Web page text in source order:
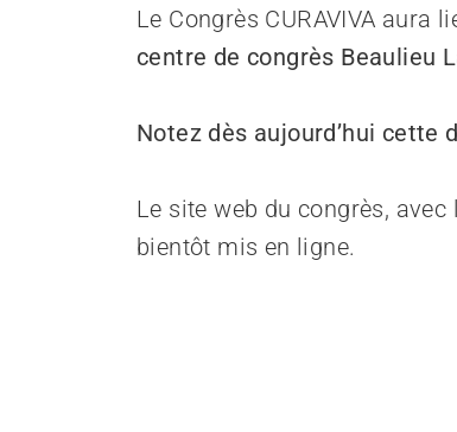
Le Congrès CURAVIVA aura
centre de congrès Beaulieu
Notez dès aujourd’hui cette
Le site web du congrès,
bientôt mis en ligne.